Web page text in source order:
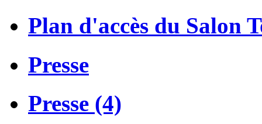
Plan d'accès du Salon
Presse
Presse (4)